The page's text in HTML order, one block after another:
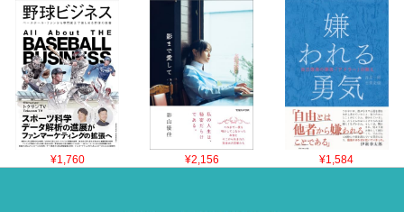
¥1,760 ¥2,156 ¥1,584